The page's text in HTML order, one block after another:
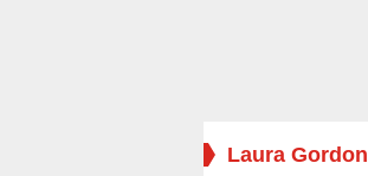
Laura Gordon